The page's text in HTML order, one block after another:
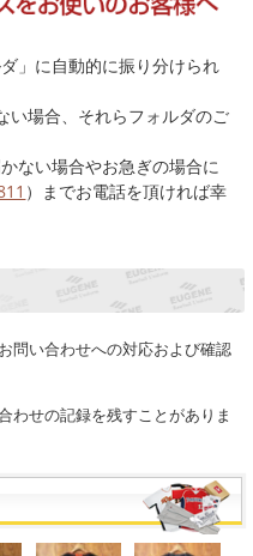
」に自動的に振り分けられ
い場合、それらフォルダのご
ない場合やお急ぎの場合に
）までお電話を頂ければ幸
問い合わせへの対応および確認
わせの記録を残すことがありま